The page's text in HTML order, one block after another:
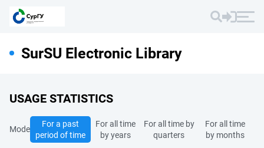
SurSU Electronic Library
USAGE STATISTICS
Mode
For a past
period of time
For all time
by years
For all time by
quarters
For all time
by months